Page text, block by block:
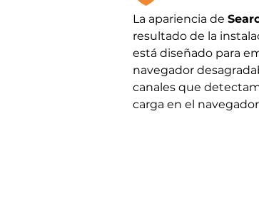
La apariencia de
resultado de la
está diseñado para
navegador
canales que
carga en el